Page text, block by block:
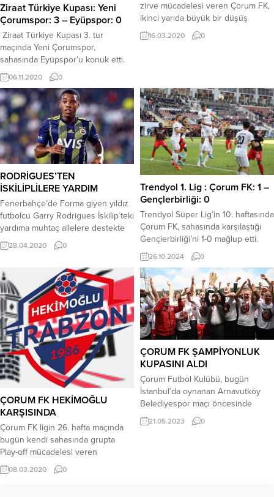
Ziraat Türkiye Kupası: Yeni
Çorumspor: 3 – Eyüpspor: 0
Ziraat Türkiye Kupası 3. tur
maçında Yeni Çorumspor,
sahasında Eyüpspor’u konuk etti.
Rakibini 3-0 mağlup eden Yeni
Çorumspor bir üst tura yükseldi.
Stat: Çorum Şehir
StadyumuHakemler: Tayfun Sarı xx,
Birkan Çanakcıoğlu xx, Hüseyin
Aycan xxYeni Çorumspor: Onur xx,
Mehmet Seyfettin xx (Talha dk. 85
?), Onur Kolay xx (Muhammet dk....
06.11.2020 0
zirve mücadelesi veren Çorum FK,
ikinci yarıda büyük bir düşüş
yaşıyor. Çorum FK, yönetiminin
aldığı akıl almaz kararlar nedeniyle
bu hafta ise Afyon deplasmanından
eli boş döndü. Rakibi karşısında
hiçbir varlık gösteremeyen Çorum...
16.03.2020 0
RODRİGUES’TEN
İSKİLİPLİLERE YARDIM
Fenerbahçe’de Forma giyen yıldız
futbolcu Garry Rodrigues İskilip´teki
yardıma muhtaç ailelere destekte
bulundu. Garry Rodrigues, İskilip
Kızılay Şubesine 170 koli yardımda
gönderdiği yardım paket yapılıp
İskilip Kızılay Şübesi Başkanı
Mehmet Koca tarafından fakir
ailelere dağıtıldı.İskilip Kızılay
Şubesi Başkanı Mehmet Koca
yaptığı açıklamada: “Garry
Rodrigues İskilip Kızılay şübesine
bağış...
28.04.2020 0
Trendyol 1. Lig : Çorum FK: 1 –
Gençlerbirliği: 0
Trendyol Süper Lig’in 10. haftasında
Çorum FK, sahasında karşılaştığı
Gençlerbirliği’ni 1-0 mağlup etti.
Çorum FK bu sezon sahasında ilk
kez 3 puan kazandı. Maçtan
dakikalar 6. dakikada sağ kanattan
Geraldo’nun pasında ceza yayının
dışında topla buluşan Atakan’ın sert
vuruşunda kaleci Erhan meşin
yuvarlağı kornere çeldi. 12.
dakikada Burak’ın pasında sol...
26.10.2024 0
ÇORUM FK HEKİMOĞLU
KARŞISINDA
Çorum FK ligin 26. hafta maçında
bugün kendi sahasında grupta
Play-off mücadelesi veren
Hekimoğlu Trabzon ile karşılaşacak.
Ligin ikinci yarısında büyük bir
08.03.2020 0
ÇORUM FK ŞAMPİYONLUK
KUPASINI ALDI
Çorum Futbol Kulübü, bugün
İstanbul’da oynanan Arnavutköy
Belediyespor maçı öncesinde
düzenlenen törenle şampiyonluk
kupasını aldı. Çorum Futbol Kulübü,
21.05.2023 0